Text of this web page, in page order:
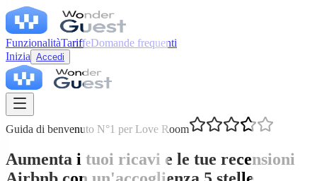
FunzionalitàTariffeDomande frequenti
Inizia Accedi
Guida di benvenuto N°1 per Love Room
Aumenta i tuoi ricavi e le tue recensioni